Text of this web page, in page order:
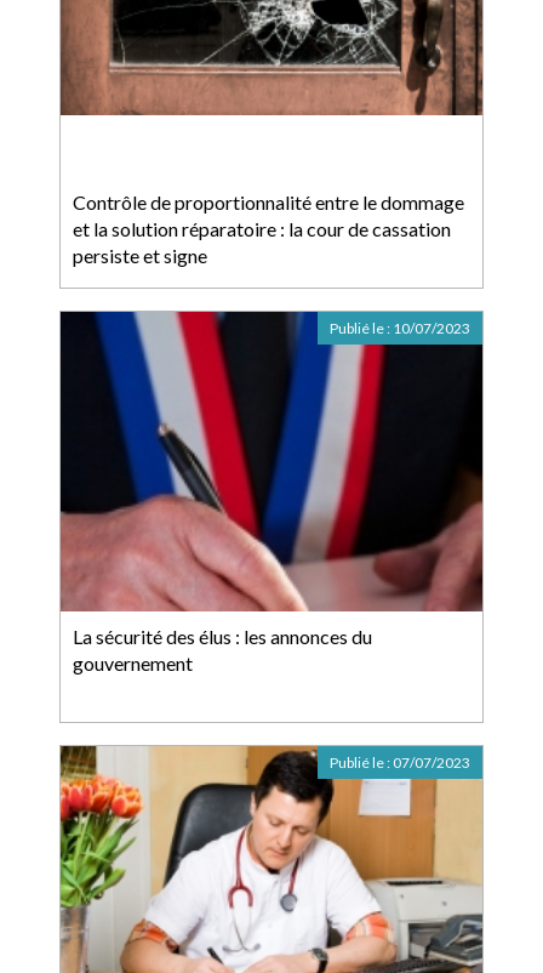
Contrôle de proportionnalité entre le dommage
et la solution réparatoire : la cour de cassation
persiste et signe
La sécurité des élus : les annonces du
gouvernement
Publié le : 10/07/2023
Publié le : 07/07/2023